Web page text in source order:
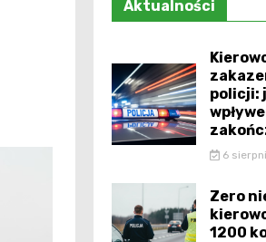
Aktualności
policji:
6
Zero
1200